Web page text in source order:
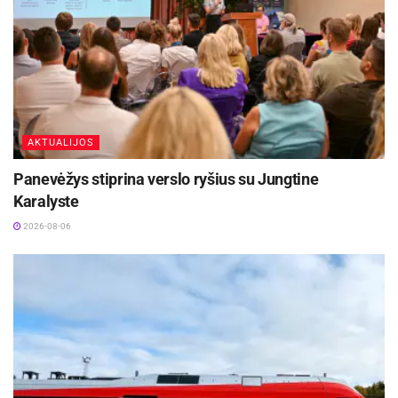
Pasauliniu mastu
Nukentėjo daugybė populiarių platformų:
X (buvęs „Twitter“):Vartotojai negalėjo
matyti naujų įrašų ar prisijungti.
OpenAI (ChatGPT, Sora):Dirbtinio intelekto
įrankiai buvo visiškai nepasiekiami.
Kitos paslaugos:
sutrikimų stebėtojai „Downdetector“.
Lietuvoje ir regione
Lietuvos vartotojai taip pat pajuto pasekmes:
Sutriko prieiga prie kai kuriųnaujienų portalų
AKTUALIJOS
Panevėžys stiprina verslo ryšius su Jungtine
Karalyste
2026-08-06